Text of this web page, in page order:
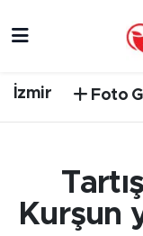
İzmir Foto
Kurşun
EGE
Süper Lig